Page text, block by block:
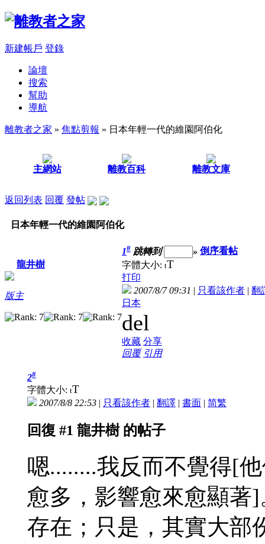
新建帳戶 登錄
論壇
搜索
幫助
導航
離教者之家 » 焦點剪報 » 日本年輕一代的維園阿伯化
主網站 離教百科 離教文庫
返回列表 回覆 發帖
日本年輕一代的維園阿伯化
龍井樹
版主
1# 跳轉到 » 倒序看帖
字體大小: tT
打印
2007/8/7 09:31 | 只看該作者 | 翻
日本
del
收藏 分享
回覆 引用
2#
字體大小: tT
2007/8/8 22:53 | 只看該作者 | 翻譯 | 書面 | 简繁
回復 #1 龍井樹 的帖子
嗯........我反而不覺得[
愈多，影響愈來愈顯著
存在；只是，其實大部